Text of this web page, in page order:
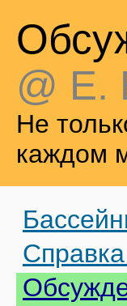
@ Е.
Не
каждом